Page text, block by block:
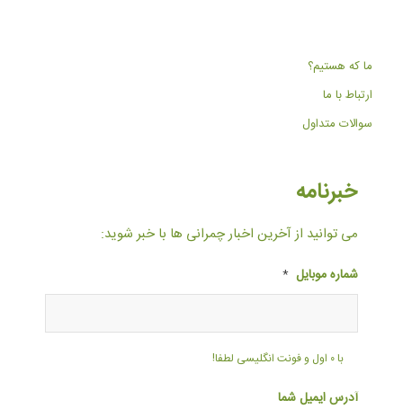
ما که هستیم؟
ارتباط با ما
سوالات متداول
خبرنامه
می توانید از آخرین اخبار چمرانی ها با خبر شوید:
شماره موبایل *
با ۰ اول و فونت انگلیسی لطفا!
آدرس ایمیل شما